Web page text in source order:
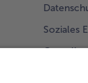
Soziales